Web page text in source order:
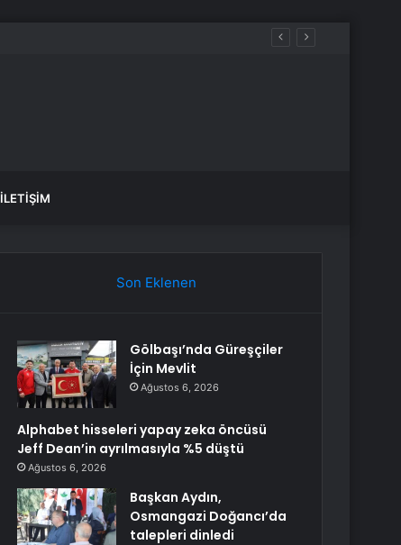
İLETIŞIM
Son Eklenen
Gölbaşı’nda Güreşçiler
İçin Mevlit
Ağustos 6, 2026
Alphabet hisseleri yapay zeka öncüsü
Jeff Dean’in ayrılmasıyla %5 düştü
Ağustos 6, 2026
Başkan Aydın,
Osmangazi Doğancı’da
talepleri dinledi